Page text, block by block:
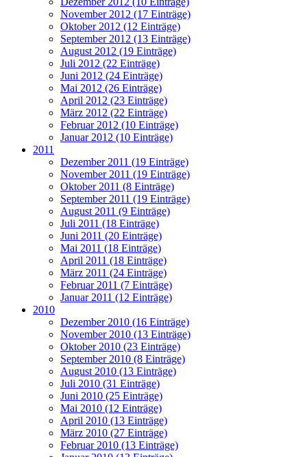
November 2012 (17 Einträge)
Oktober 2012 (12 Einträge)
September 2012 (13 Einträge)
August 2012 (19 Einträge)
Juli 2012 (22 Einträge)
Juni 2012 (24 Einträge)
Mai 2012 (26 Einträge)
April 2012 (23 Einträge)
März 2012 (22 Einträge)
Februar 2012 (10 Einträge)
Januar 2012 (10 Einträge)
2011
Dezember 2011 (19 Einträge)
November 2011 (19 Einträge)
Oktober 2011 (8 Einträge)
September 2011 (19 Einträge)
August 2011 (9 Einträge)
Juli 2011 (18 Einträge)
Juni 2011 (20 Einträge)
Mai 2011 (18 Einträge)
April 2011 (18 Einträge)
März 2011 (24 Einträge)
Februar 2011 (7 Einträge)
Januar 2011 (12 Einträge)
2010
Dezember 2010 (16 Einträge)
November 2010 (13 Einträge)
Oktober 2010 (23 Einträge)
September 2010 (8 Einträge)
August 2010 (13 Einträge)
Juli 2010 (31 Einträge)
Juni 2010 (25 Einträge)
Mai 2010 (12 Einträge)
April 2010 (13 Einträge)
März 2010 (27 Einträge)
Februar 2010 (13 Einträge)